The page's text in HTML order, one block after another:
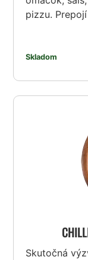
pizzu.
Skladom
Skutočná